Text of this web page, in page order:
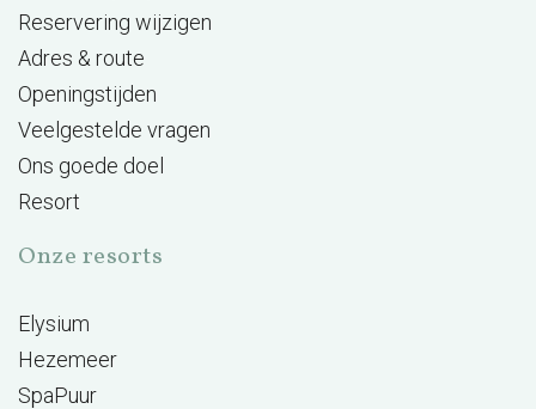
Reservering wijzigen
Adres & route
Openingstijden
Veelgestelde vragen
Ons goede doel
Resort
Onze resorts
Elysium
Hezemeer
SpaPuur